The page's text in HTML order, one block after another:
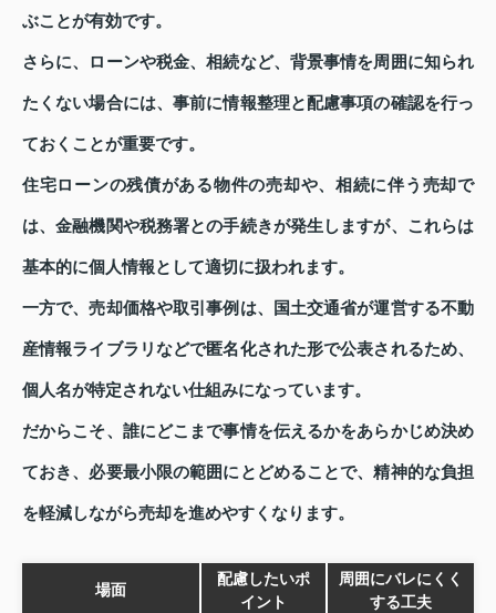
ぶことが有効です。
さらに、ローンや税金、相続など、背景事情を周囲に知られ
たくない場合には、事前に情報整理と配慮事項の確認を行っ
ておくことが重要です。
住宅ローンの残債がある物件の売却や、相続に伴う売却で
は、金融機関や税務署との手続きが発生しますが、これらは
基本的に個人情報として適切に扱われます。
一方で、売却価格や取引事例は、国土交通省が運営する不動
産情報ライブラリなどで匿名化された形で公表されるため、
個人名が特定されない仕組みになっています。
だからこそ、誰にどこまで事情を伝えるかをあらかじめ決め
ておき、必要最小限の範囲にとどめることで、精神的な負担
を軽減しながら売却を進めやすくなります。
場面
配慮したいポ
イント
周囲にバレにくく
する工夫